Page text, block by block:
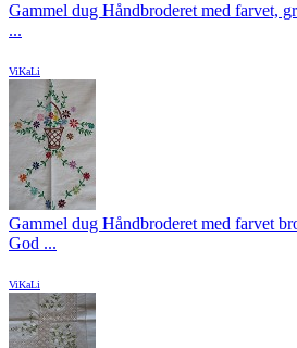
Gammel dug Håndbroderet med farvet,
...
ViKaLi
Gammel dug Håndbroderet med farvet
God ...
ViKaLi